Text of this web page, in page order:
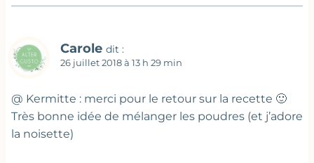
Carole dit :
26 juillet 2018 à 13 h 29 min
@ Kermitte : merci pour le retour sur la recette 🙂
Très bonne idée de mélanger les poudres (et j’adore
la noisette)